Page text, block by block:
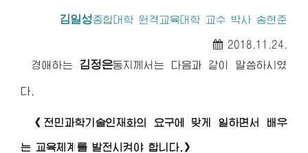
김일성종합대학 원격교육대학 교수 박사 송현준
2018.11.24.
경애하는
김정은동지 께서는 다음과 같이 말씀하시였
다.
《전민과학기술인재화의 요구에 맞게 일하면서 배우
는 교육체계를 발전시켜야 합니다.》